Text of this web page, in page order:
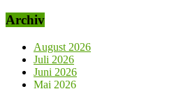
Archiv
August 2026
Juli 2026
Juni 2026
Mai 2026